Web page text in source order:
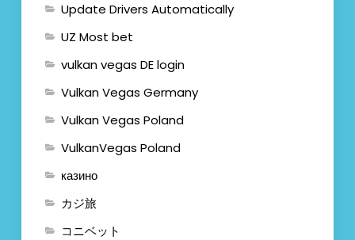
Update Drivers Automatically
UZ Most bet
vulkan vegas DE login
Vulkan Vegas Germany
Vulkan Vegas Poland
VulkanVegas Poland
казино
カジ旅
コニベット